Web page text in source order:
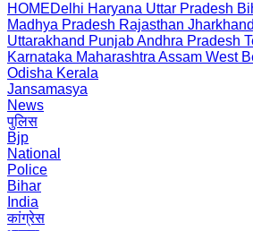
HOMEDelhi Haryana Uttar Pradesh
Madhya Pradesh Rajasthan Jharkhand
Uttarakhand PunjabAndhra Pradesh
Karnataka Maharashtra Assam West
Odisha Kerala
Jansamasya
News
पुलिस
Bjp
National
Police
Bihar
India
कांग्रेस